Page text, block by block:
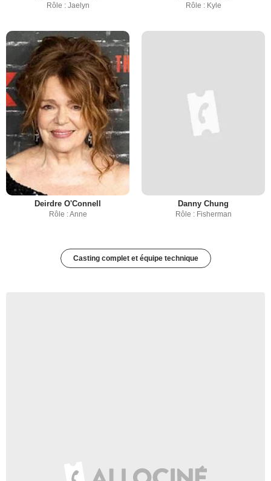
Rôle : Jaelyn Rôle : Kyle
Deirdre O'Connell
Rôle : Anne
Danny Chung
Rôle : Fisherman
Casting complet et équipe technique